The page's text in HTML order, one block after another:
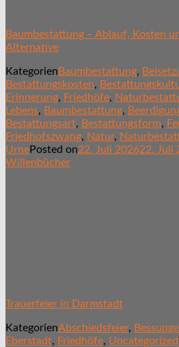
Baumbestattung – Ablauf, Kosten
Alternative
KategorienBaumbestattung,
Bestattungskosten,
Erinnerung, Friedhöfe,
Lebens, Baumbestattung,
Bestattungsart, Bestattungsform,
Friedhofszwang, Natur,
UrnePosted on22. Juli 202622. Juli
Willenbücher
Trauerfeier in Darmstadt
KategorienAbschiedsfeier,
Eberstadt, Friedhöfe, Uncategorized